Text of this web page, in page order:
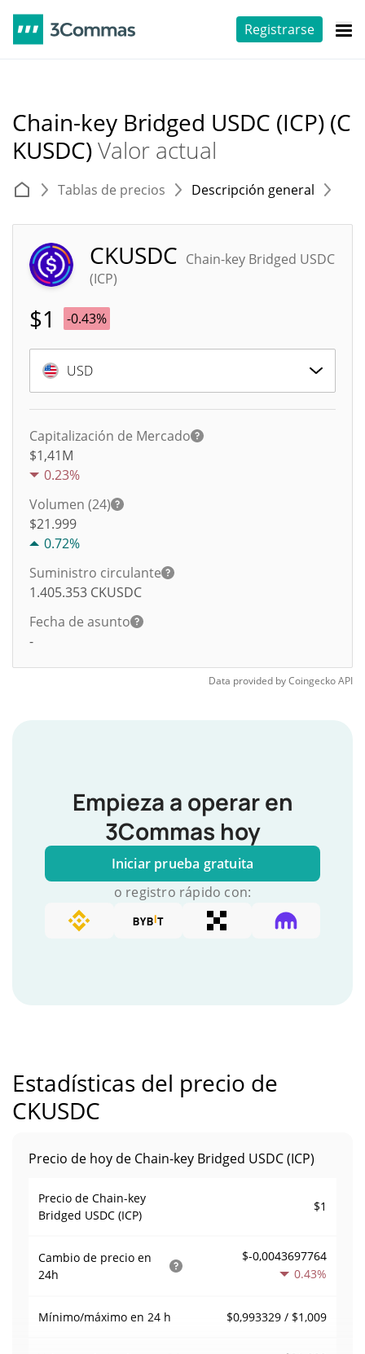
Registrarse
Chain-key Bridged USDC (ICP) (C
KUSDC)Valor actual
Tablas de precios Descripción general
CKUSDC Chain-key Bridged USDC
(ICP)
$1 -0.43%
USD
Capitalización de Mercado
$1,41M
0.23%
Volumen (24)
$21.999
0.72%
Suministro circulante
1.405.353 CKUSDC
Fecha de asunto
-
Data provided byCoingeckoAPI
Empieza a operar en
3Commas hoy
Iniciar prueba gratuita
o registro rápido con:
Estadísticas del precio de
CKUSDC
Precio de hoy de Chain-key Bridged USDC (ICP)
Precio de Chain-key
Bridged USDC (ICP)
$1
Cambio de precio en
24h
$-0,0043697764
0.43%
Mínimo/máximo en 24 h $0,993329 / $1,009